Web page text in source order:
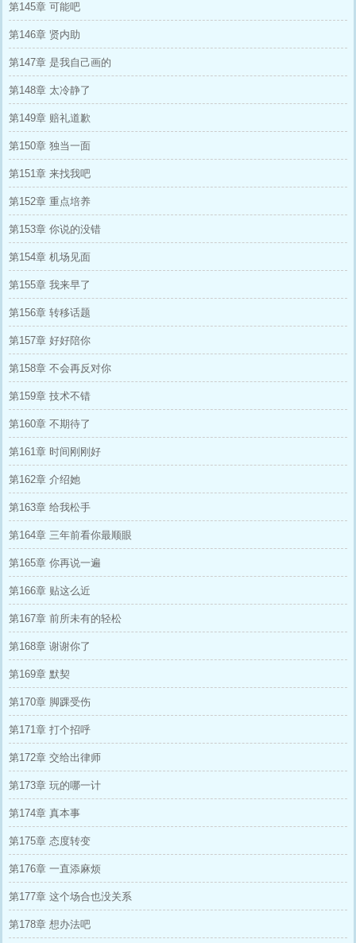
第145章 可能吧
第146章 贤内助
第147章 是我自己画的
第148章 太冷静了
第149章 赔礼道歉
第150章 独当一面
第151章 来找我吧
第152章 重点培养
第153章 你说的没错
第154章 机场见面
第155章 我来早了
第156章 转移话题
第157章 好好陪你
第158章 不会再反对你
第159章 技术不错
第160章 不期待了
第161章 时间刚刚好
第162章 介绍她
第163章 给我松手
第164章 三年前看你最顺眼
第165章 你再说一遍
第166章 贴这么近
第167章 前所未有的轻松
第168章 谢谢你了
第169章 默契
第170章 脚踝受伤
第171章 打个招呼
第172章 交给出律师
第173章 玩的哪一计
第174章 真本事
第175章 态度转变
第176章 一直添麻烦
第177章 这个场合也没关系
第178章 想办法吧